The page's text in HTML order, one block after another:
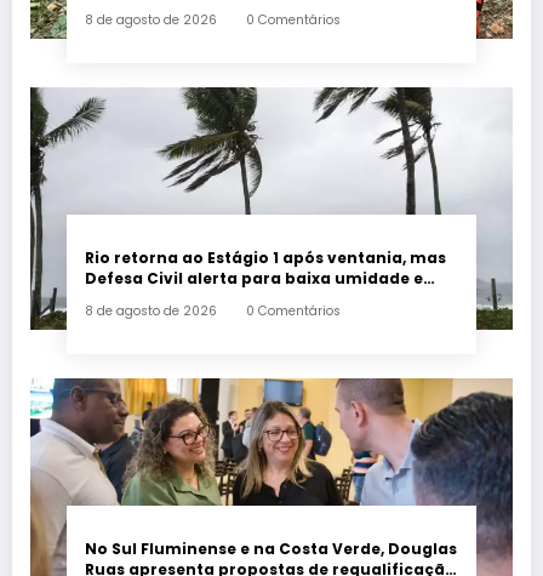
8 de agosto de 2026 0 Comentários
Rio retorna ao Estágio 1 após ventania, mas
Defesa Civil alerta para baixa umidade e
8 de agosto de 2026 0 Comentários
No Sul Fluminense e na Costa Verde, Douglas
Ruas apresenta propostas de requalificação